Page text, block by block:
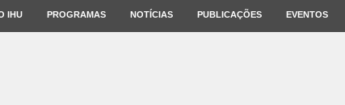
IHU PROGRAMAS NOTÍCIAS PUBLICAÇÕES EVENTOS